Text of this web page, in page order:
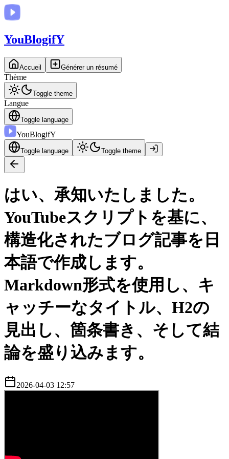
YouBlogifY
Accueil Générer un résumé
Thème
Toggle theme
Langue
Toggle language
YouBlogifY
Toggle language Toggle theme
はい、承知いたしました。
YouTubeスクリプトを基に、
構造化されたブログ記事を日
本語で作成します。
Markdown形式を使用し、キ
ャッチーなタイトル、H2の
見出し、箇条書き、そして結
論を盛り込みます。
2026-04-03 12:57